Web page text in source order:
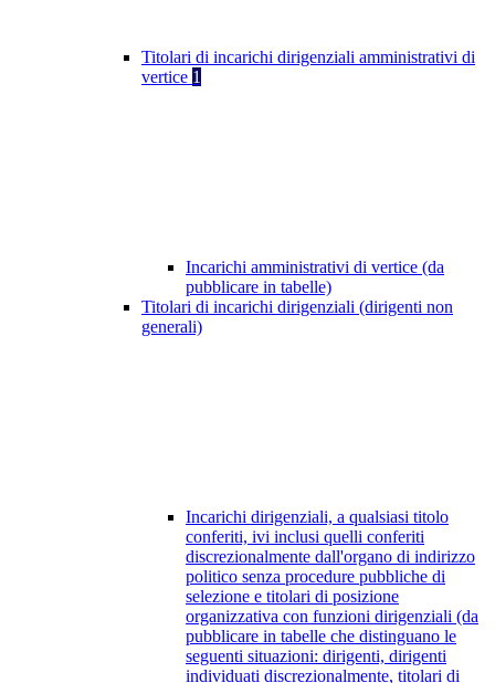
Titolari di incarichi dirigenziali amministrativi di
vertice 1
Incarichi amministrativi di vertice (da
pubblicare in tabelle)
Titolari di incarichi dirigenziali (dirigenti non
generali)
Incarichi dirigenziali, a qualsiasi titolo
conferiti, ivi inclusi quelli conferiti
discrezionalmente dall'organo di indirizzo
politico senza procedure pubbliche di
selezione e titolari di posizione
organizzativa con funzioni dirigenziali (da
pubblicare in tabelle che distinguano le
seguenti situazioni: dirigenti, dirigenti
individuati discrezionalmente, titolari di